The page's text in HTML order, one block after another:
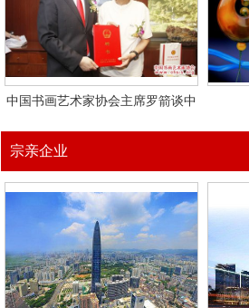
中国书画艺术家协会主席罗箭谈中
宗亲企业